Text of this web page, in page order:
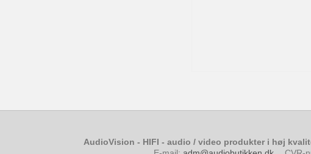
AudioVision - HIFI - audio / video produkter i høj